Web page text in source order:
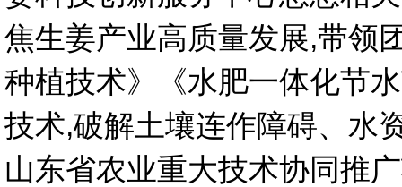
焦生姜产业高质量发展,带领
种植技术》《水肥一体化节
技术,破解土壤连作障碍、水
山东省农业重大技术协同推